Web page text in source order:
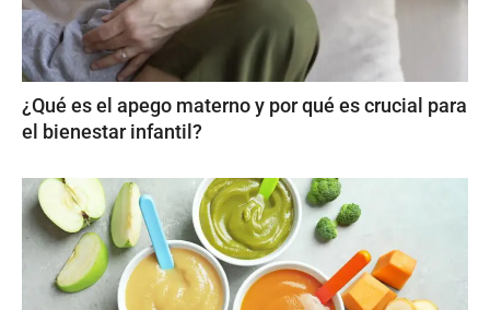
¿Qué es el apego materno y por qué es crucial para
el bienestar infantil?